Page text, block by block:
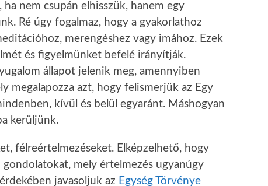
nem csupán elhisszük, hanem egy
Ré úgy fogalmaz, hogy a gyakorlathoz
merengéshez vagy imához. Ezek
és figyelmünket befelé irányítják.
állapot jelenik meg, amennyiben
megalapozza azt, hogy felismerjük az Egy
kívül és belül egyaránt. Máshogyan
kerüljünk.
félreértelmezéseket. Elképzelhető, hogy
mely értelmezés ugyanúgy
javasoljuk az Egység Törvénye